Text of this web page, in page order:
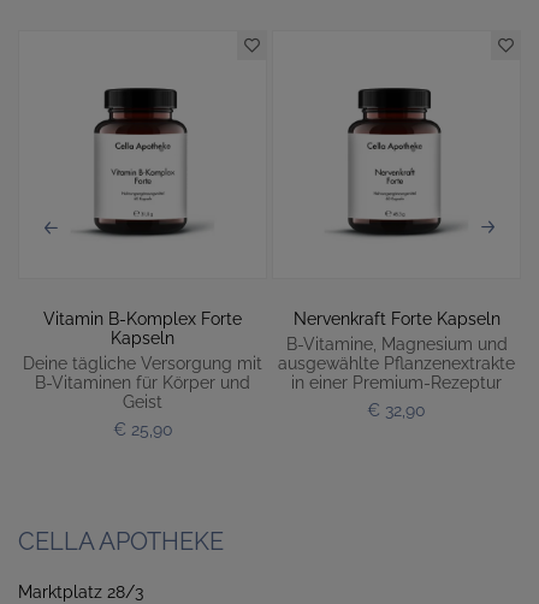
Vitamin B-Komplex Forte
Kapseln
Deine tägliche Versorgung mit
B-Vitaminen für Körper und
Geist
€ 25,90
Nervenkraft Forte Kapseln
B-Vitamine, Magnesium und
ausgewählte Pflanzenextrakte
in einer Premium-Rezeptur
€ 32,90
CELLA APOTHEKE
Marktplatz 28/3